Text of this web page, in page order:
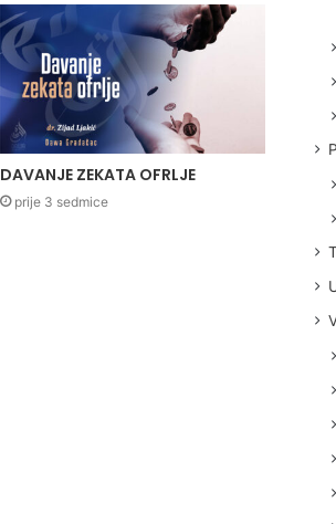
DAVANJE ZEKATA OFRLJE
prije 3 sedmice